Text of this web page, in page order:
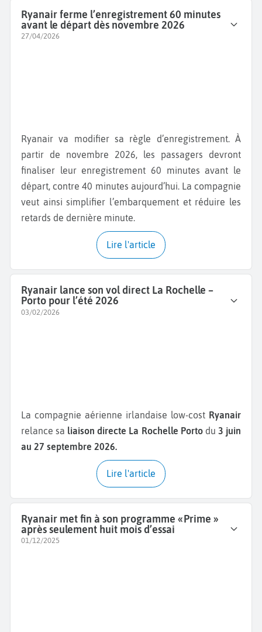
Ryanair ferme l’enregistrement 60 minutes
avant le départ dès novembre 2026
27/04/2026
Ryanair va modifier sa règle d’enregistrement. À
partir de novembre 2026, les passagers devront
finaliser leur enregistrement 60 minutes avant le
départ, contre 40 minutes aujourd’hui. La compagnie
veut ainsi simplifier l’embarquement et réduire les
retards de dernière minute.
Lire l'article
Ryanair lance son vol direct La Rochelle –
Porto pour l’été 2026
03/02/2026
La compagnie aérienne irlandaise low-cost Ryanair
relance sa liaison directe La Rochelle Portodu 3 juin
au 27 septembre 2026.
Lire l'article
Ryanair met fin à son programme « Prime »
après seulement huit mois d’essai
01/12/2025